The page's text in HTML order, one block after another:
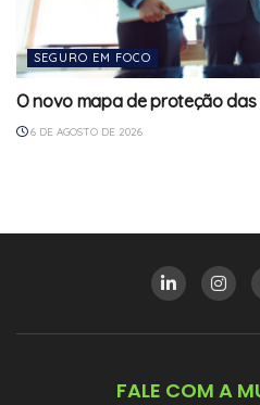
SEGURO EM FOCO
O novo mapa de proteção
6 DE AGOSTO DE 2026
FALE COM A